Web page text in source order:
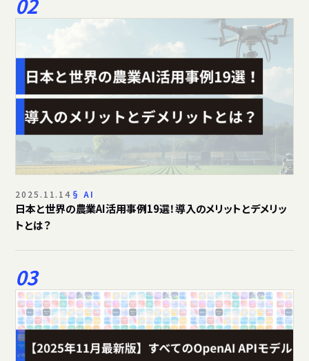
2025.11.14 AI
日本と世界の農業AI活用事例19選！導入のメリットとデメリッ
トとは？